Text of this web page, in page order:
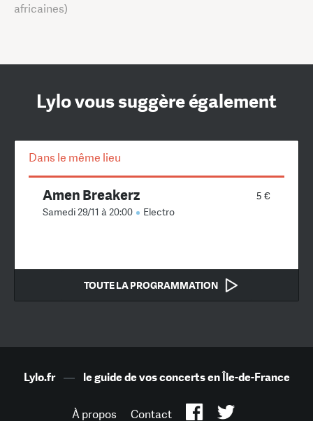
africaines)
Lylo vous suggère également
Dans le même lieu
5 €
Amen Breakerz
Samedi 29/11 à 20:00 Electro
TOUTE LA PROGRAMMATION
Lylo.fr— le guide de vos concerts en Île-de-France
À propos Contact